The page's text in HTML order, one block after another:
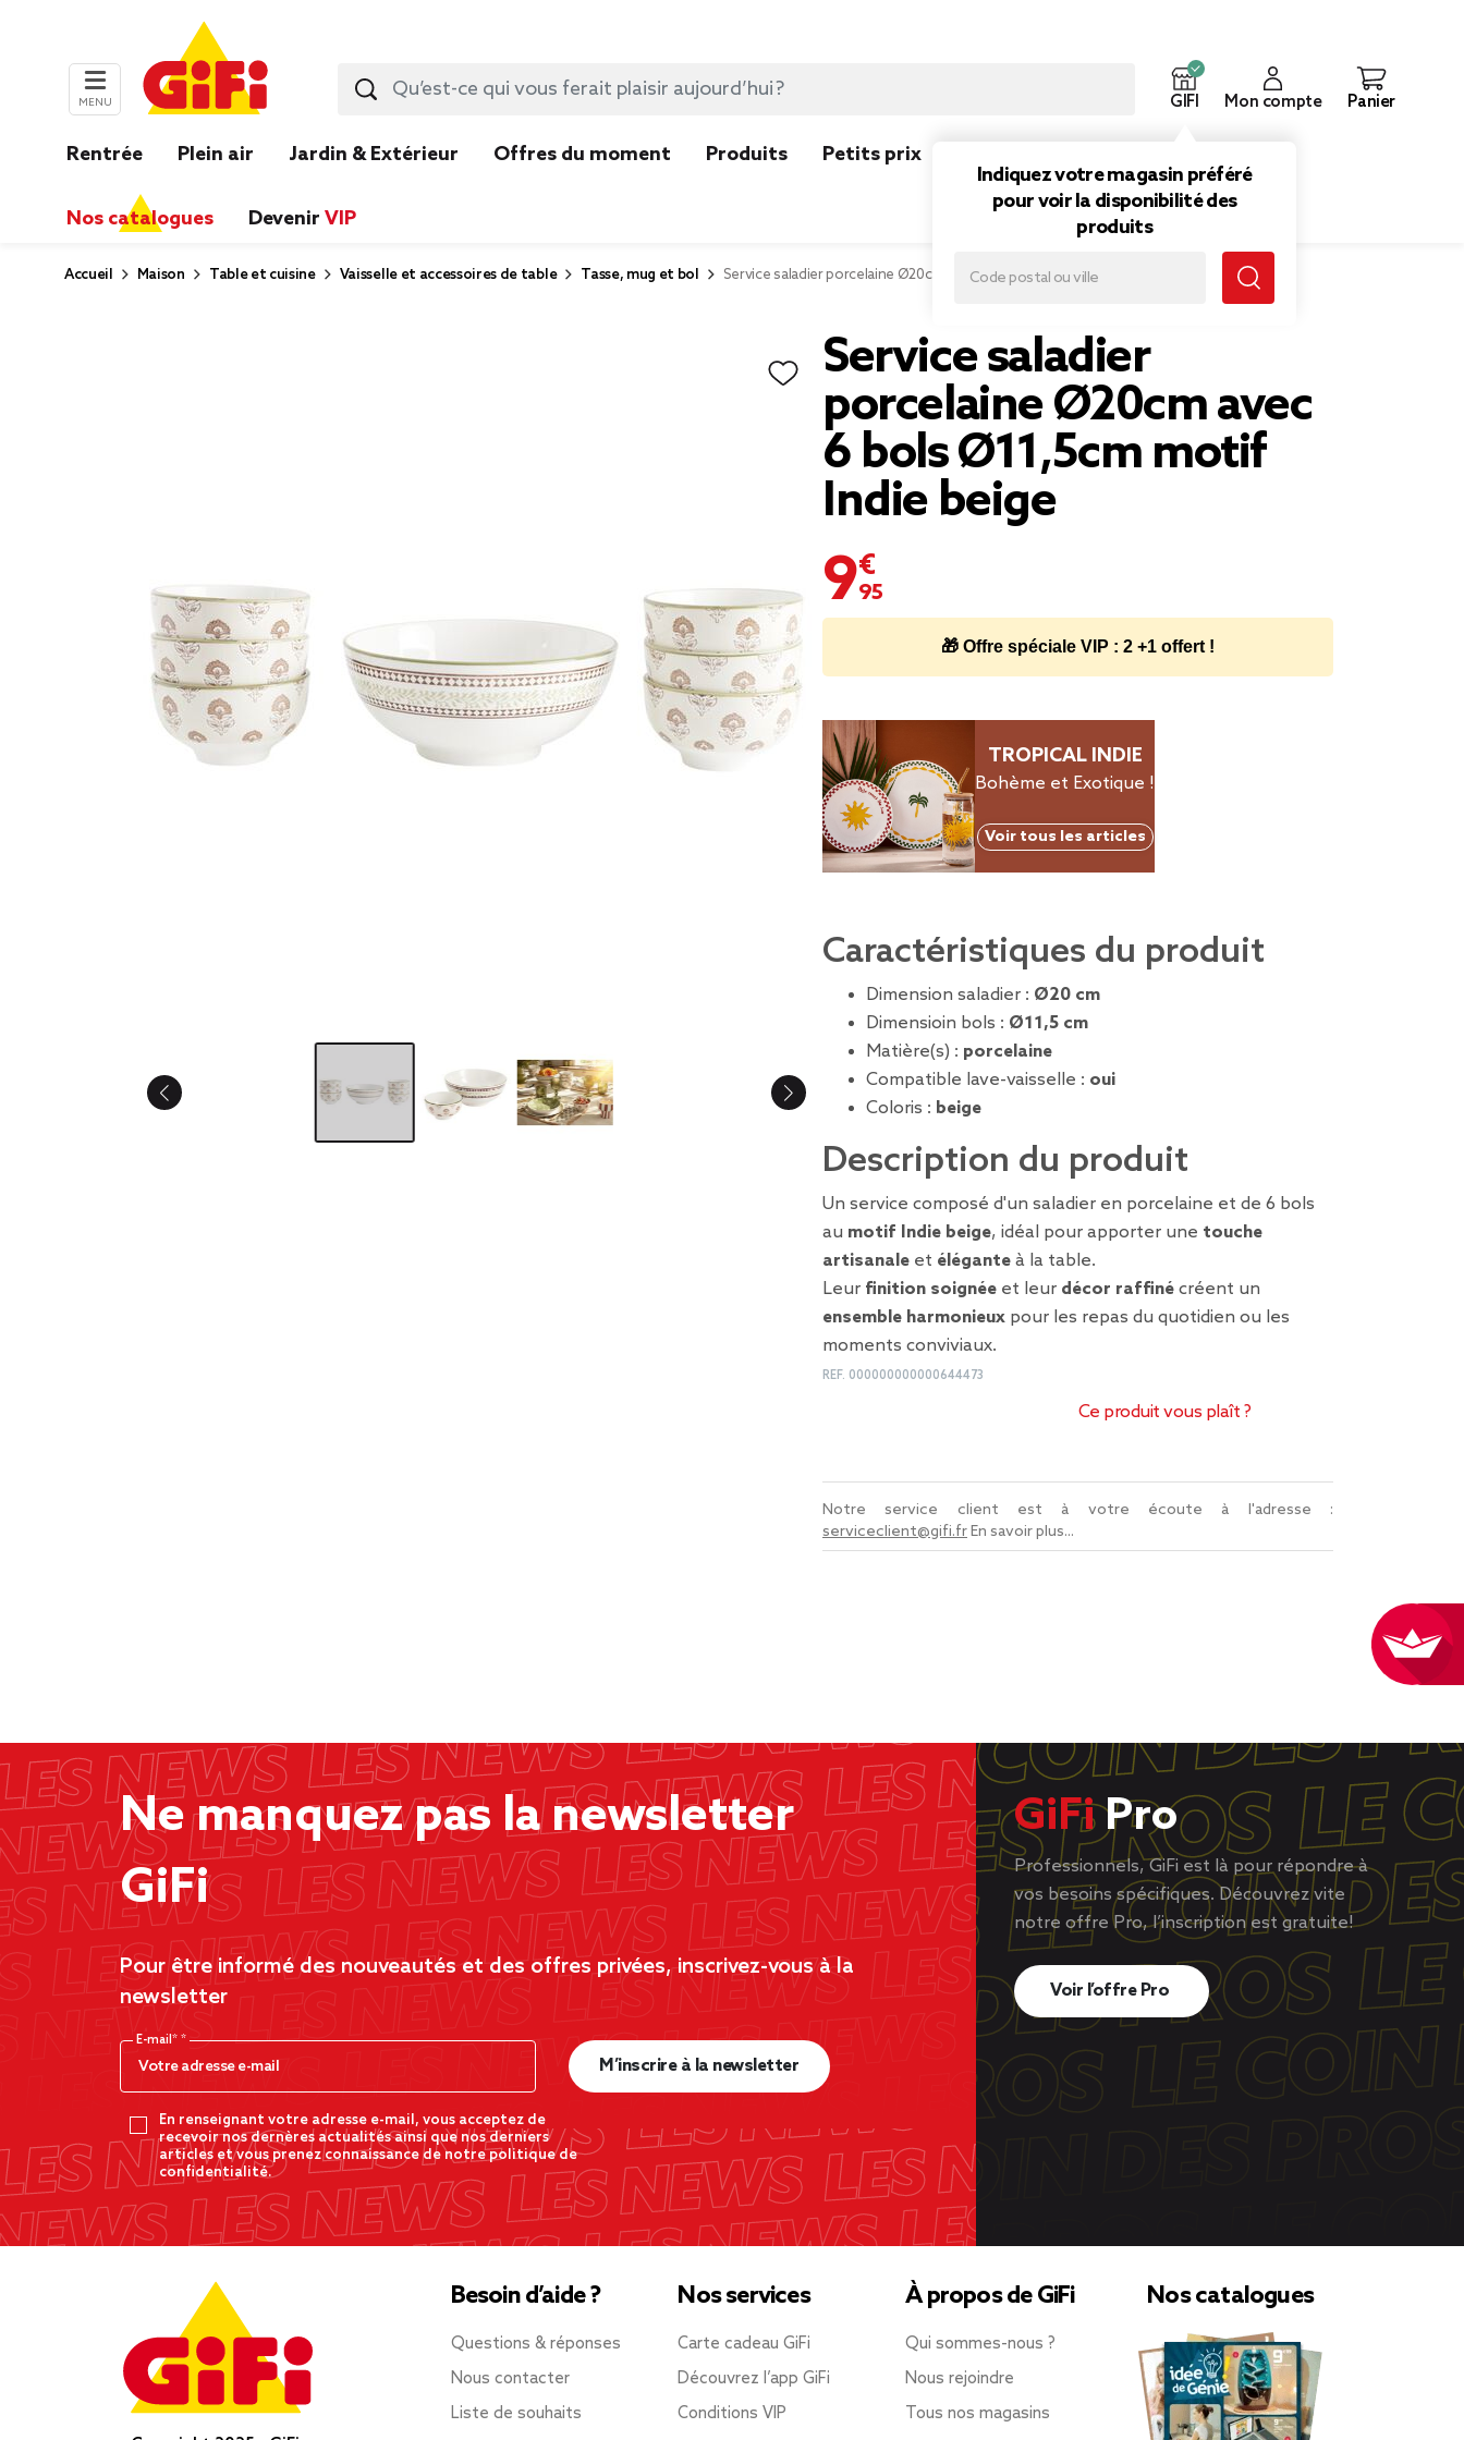
MENU GIFI
Indiquez votre magasin préféré
pour voir la disponibilité des
produits
Mon compte Panier
Rentrée Plein air Jardin & Extérieur Offres du moment Produits Petits prix
Nos catalogues Devenir VIP
Accueil Maison Table et cuisine Vaisselle et accessoires de table Tasse, mug et bol Service saladier porcelaine Ø20cm avec 6 bols Ø11,5cm motif Indie beige
Service saladier
porcelaine Ø20cm avec
6 bols Ø11,5cm motif
Indie beige
9,95 €
🎁 Offre spéciale VIP : 2 +1 offert !
TROPICAL INDIE
Bohème et Exotique !
Voir tous les articles
Caractéristiques du produit
Dimension saladier : Ø20 cm
Dimensioin bols : Ø11,5 cm
Matière(s) : porcelaine
Compatible lave-vaisselle : oui
Coloris : beige
Description du produit
Un service composé d'un saladier en porcelaine et de 6 bols
au motif Indie beige, idéal pour apporter une touche
artisanale et élégante à la table.
Leur finition soignée et leur décor raffiné créent un
ensemble harmonieux pour les repas du quotidien ou les
moments conviviaux.
REF. 000000000000644473
Ce produit vous plaît ?
Notre service client est à votre écoute à l'adresse :
serviceclient@gifi.frEn savoir plus...
Ne manquez pas la newsletter
GiFi
Pour être informé des nouveautés et des offres privées, inscrivez-vous à la
newsletter
E-mail*
En renseignant votre adresse e-mail, vous acceptez de
recevoir nos dernères actualités ainsi que nos derniers
articles et vous prenez connaissance de notre politique de
confidentialité.
M’inscrire à la newsletter
GiFiPro
Professionnels, GiFi est là pour répondre à
vos besoins spécifiques. Découvrez vite
notre offre Pro, l’inscription est gratuite!
Voir l’offre Pro
Besoin d’aide ?
Questions & réponses
Nous contacter
Liste de souhaits
Nos services
Carte cadeau GiFi
Découvrez l’app GiFi
Conditions VIP
À propos de GiFi
Qui sommes-nous ?
Nous rejoindre
Tous nos magasins
Nos catalogues